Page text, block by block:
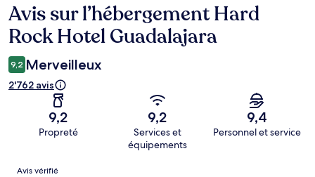
Avis
Avis sur l’hébergement Hard
Rock Hotel Guadalajara
9,2 Merveilleux
2'762 avis
9,2
Propreté
9,2
Services et
équipements
9,4
Personnel et service
Avis
Avis vérifié